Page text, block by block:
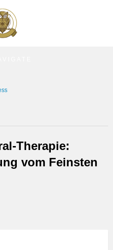
Therapie:
vom Feinsten